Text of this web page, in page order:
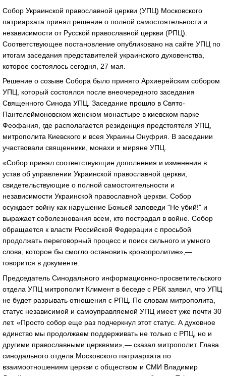
Собор Украинской православной церкви (УПЦ) Московского
патриархата принял решение о полной самостоятельности и
независимости от Русской православной церкви (РПЦ).
Соответствующее постановление опубликовано на сайте УПЦ по
итогам заседания представителей украинского духовенства,
которое состоялось сегодня, 27 мая.
Решение о созыве Собора было принято Архиерейским собором
УПЦ, который состоялся после внеочередного заседания
Священного Синода УПЦ. Заседание прошло в Свято-
Пантелеймоновском женском монастыре в киевском парке
Феофания, где располагается резиденция предстоятеля УПЦ,
митрополита Киевского и всея Украины Онуфрия. В заседании
участвовали священники, монахи и миряне УПЦ.
«Собор принял соответствующие дополнения и изменения в
устав об управлении Украинской православной церкви,
свидетельствующие о полной самостоятельности и
независимости Украинской православной церкви. Собор
осуждает войну как нарушение Божьей заповеди "Не убий!" и
выражает соболезнования всем, кто пострадал в войне. Собор
обращается к власти Российской Федерации с просьбой
продолжать переговорный процесс и поиск сильного и умного
слова, которое бы смогло остановить кровопролитие»,—
говорится в документе.
Председатель Синодального информационно-просветительского
отдела УПЦ митрополит Климент в беседе с РБК заявил, что УПЦ
не будет разрывать отношения с РПЦ. По словам митрополита,
статус независимой и самоуправляемой УПЦ имеет уже почти 30
лет. «Просто собор еще раз подчеркнул этот статус. А духовное
единство мы продолжаем поддерживать не только с РПЦ, но и
другими православными церквями»,— сказал митрополит. Глава
синодального отдела Московского патриархата по
взаимоотношениям церкви с обществом и СМИ Владимир